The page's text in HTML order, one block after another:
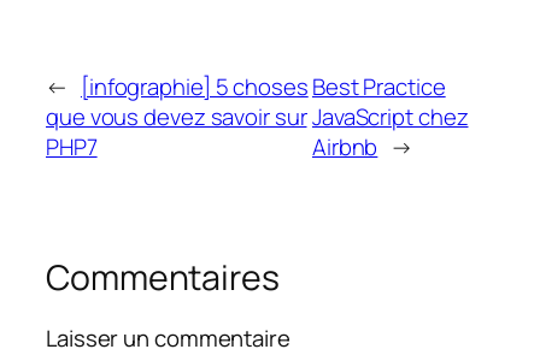
←
[infographie] 5 choses
que vous devez savoir sur
PHP7
Best Practice
JavaScript chez
Airbnb →
Commentaires
Laisser un commentaire